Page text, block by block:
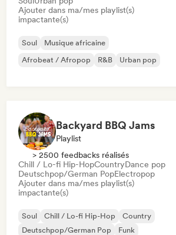
Ajouter dans ma/mes playlist(s)
impactante(s)
Soul
Musique africaine
Afrobeat / Afropop
R&B Urban pop
Backyard BBQ Jams
Playlist
> 2500 feedbacks réalisés
Chill / Lo-fi Hip-HopCountryDance pop
Deutschpop/German PopElectropop
Ajouter dans ma/mes playlist(s)
impactante(s)
Soul Chill / Lo-fi Hip-Hop
Country
Deutschpop/German Pop
Funk